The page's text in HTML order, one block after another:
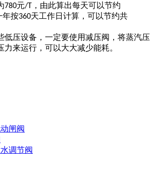
780元/T ，由此算出每天可以节约
年按360天工作日计算，可以节约共
低压设备，一定要使用减压阀，将蒸汽压
力来运行，可以大大减少能耗。
闸阀
调节阀